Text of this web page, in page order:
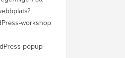
workshop
popup-